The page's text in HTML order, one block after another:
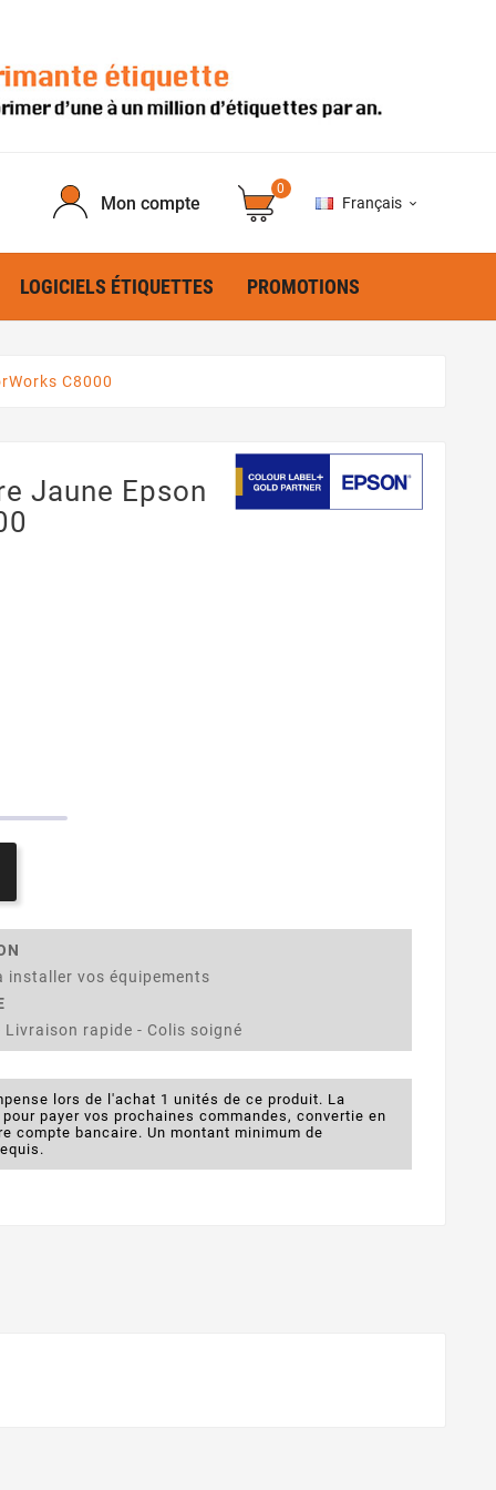
Mon compte
0
Français 
LOGICIELS ÉTIQUETTES PROMOTIONS
C8000
Jaune Epson
installer vos équipements
rapide - Colis soigné
lors de l'achat 1 unités de ce produit. La
payer vos prochaines commandes, convertie en
compte bancaire. Un montant minimum de